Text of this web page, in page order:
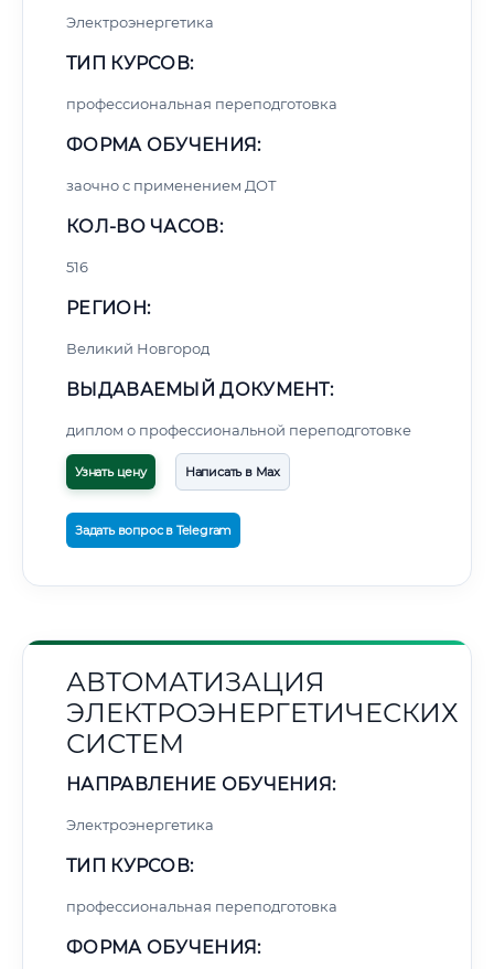
Электроэнергетика
ТИП КУРСОВ:
профессиональная переподготовка
ФОРМА ОБУЧЕНИЯ:
заочно с применением ДОТ
КОЛ-ВО ЧАСОВ:
516
РЕГИОН:
Великий Новгород
ВЫДАВАЕМЫЙ ДОКУМЕНТ:
диплом о профессиональной переподготовке
Узнать цену Написать в Max
Задать вопрос в Telegram
АВТОМАТИЗАЦИЯ
ЭЛЕКТРОЭНЕРГЕТИЧЕСКИХ
СИСТЕМ
НАПРАВЛЕНИЕ ОБУЧЕНИЯ:
Электроэнергетика
ТИП КУРСОВ:
профессиональная переподготовка
ФОРМА ОБУЧЕНИЯ: